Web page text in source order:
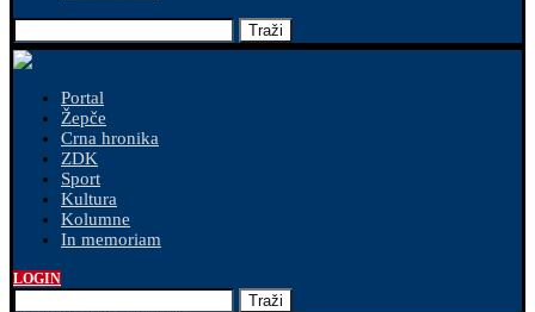
Traži
Portal
Žepče
Crna hronika
ZDK
Sport
Kultura
Kolumne
In memoriam
LOGIN
Traži